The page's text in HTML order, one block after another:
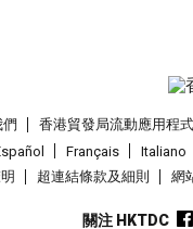
們 香港貿發局流動應用程式
Français Italiano
超連結條款及細則 網
關注 HKTDC